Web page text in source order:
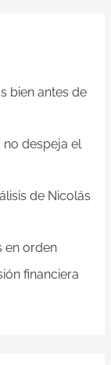
bien antes de
despeja el
de Nicolás
en orden
financiera